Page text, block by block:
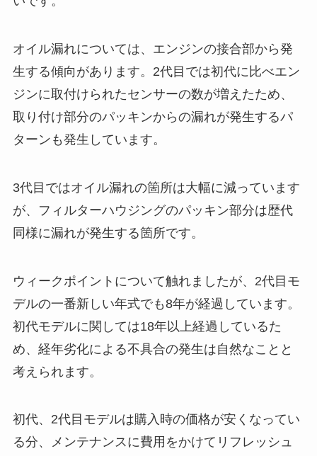
オイル漏れについては、エンジンの接合部から発
生する傾向があります。2代目では初代に比べエン
ジンに取付けられたセンサーの数が増えたため、
取り付け部分のパッキンからの漏れが発生するパ
ターンも発生しています。
3代目ではオイル漏れの箇所は大幅に減っています
が、フィルターハウジングのパッキン部分は歴代
同様に漏れが発生する箇所です。
ウィークポイントについて触れましたが、2代目モ
デルの一番新しい年式でも8年が経過しています。
初代モデルに関しては18年以上経過しているた
め、経年劣化による不具合の発生は自然なことと
考えられます。
初代、2代目モデルは購入時の価格が安くなってい
る分、メンテナンスに費用をかけてリフレッシュ